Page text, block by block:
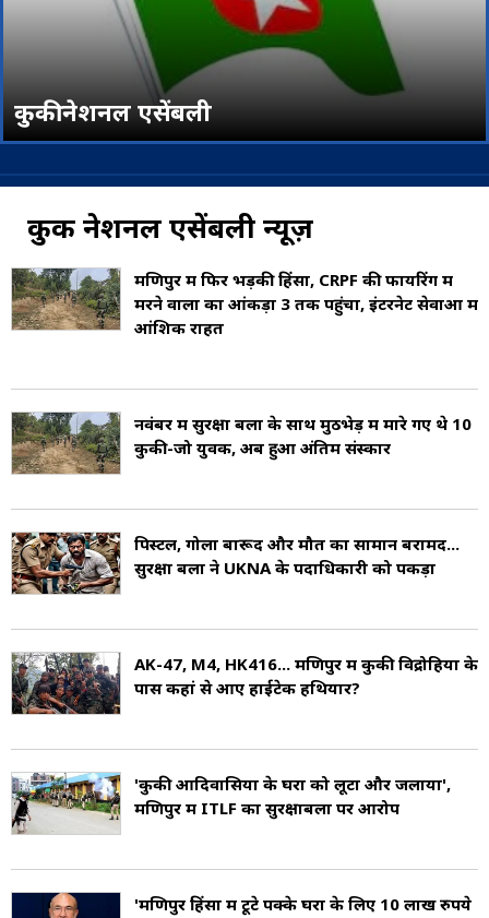
कुकी नेशनल एसेंबली
कुकी नेशनल एसेंबली न्यूज़
मणिपुर में फिर भड़की हिंसा, CRPF की फायरिंग में
मरने वालों का आंकड़ा 3 तक पहुंचा, इंटरनेट सेवाओं में
आंशिक राहत
नवंबर में सुरक्षा बलों के साथ मुठभेड़ में मारे गए थे 10
कुकी-जो युवक, अब हुआ अंतिम संस्कार
पिस्टल, गोला बारूद और मौत का सामान बरामद...
सुरक्षा बलों ने UKNA के पदाधिकारी को पकड़ा
AK-47, M4, HK416... मणिपुर में कुकी विद्रोहियों के
पास कहां से आए हाईटेक हथियार?
'कुकी आदिवासियों के घरों को लूटा और जलाया',
मणिपुर में ITLF का सुरक्षाबलों पर आरोप
'मणिपुर हिंसा में टूटे पक्के घरों के लिए 10 लाख रुपये